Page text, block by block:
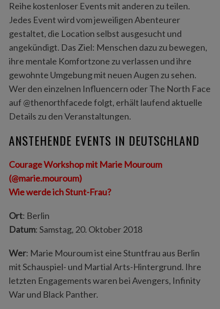
Reihe kostenloser Events mit anderen zu teilen.
Jedes Event wird vom jeweiligen Abenteurer
gestaltet, die Location selbst ausgesucht und
angekündigt. Das Ziel: Menschen dazu zu bewegen,
ihre mentale Komfortzone zu verlassen und ihre
gewohnte Umgebung mit neuen Augen zu sehen.
Wer den einzelnen Influencern oder The North Face
auf @thenorthfacede folgt, erhält laufend aktuelle
Details zu den Veranstaltungen.
ANSTEHENDE EVENTS IN DEUTSCHLAND
Courage Workshop mit Marie Mouroum
(@marie.mouroum)
Wie werde ich Stunt-Frau?
Ort: Berlin
Datum: Samstag, 20. Oktober 2018
Wer: Marie Mouroum ist eine Stuntfrau aus Berlin
mit Schauspiel- und Martial Arts-Hintergrund. Ihre
letzten Engagements waren bei Avengers, Infinity
War und Black Panther.